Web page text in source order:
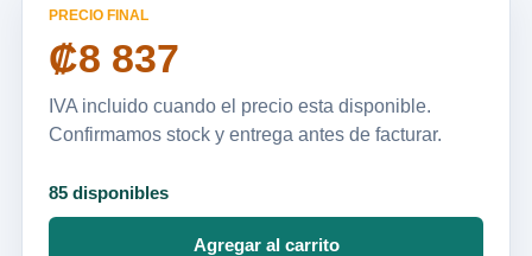
PRECIO FINAL
₡8 837
IVA incluido cuando el precio esta disponible.
Confirmamos stock y entrega antes de facturar.
85 disponibles
Agregar al carrito